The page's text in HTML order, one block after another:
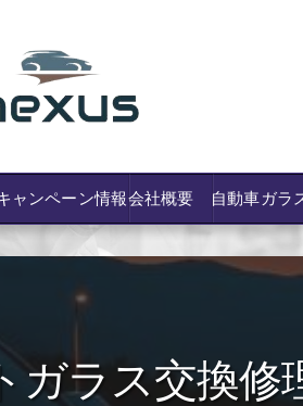
説
ャンペーン情報会社概要 自動車ガ
ガラス交換修